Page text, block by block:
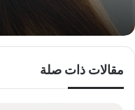
مقالات ذات صلة